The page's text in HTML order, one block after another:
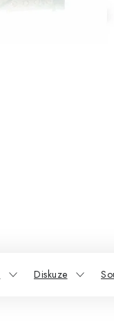
Diskuze